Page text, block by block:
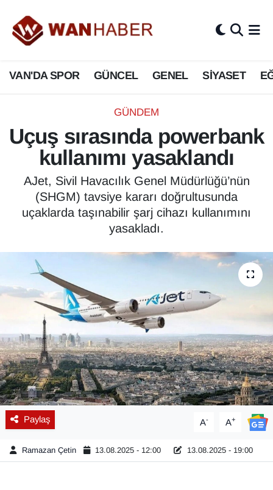
VAN'DA SPOR GÜNCEL GENEL SİYASET
GÜNDEM
Uçuş sırasında powerbank
kullanımı yasaklandı
AJet, Sivil Havacılık Genel Müdürlüğü’nün
(SHGM) tavsiye kararı doğrultusunda
uçaklarda taşınabilir şarj cihazı kullanımını
yasakladı.
Paylaş A- A+
Ramazan Çetin 13.08.2025 - 12:00 13.08.2025 - 19:00
3.SAYFA
ASAYİŞ
BİLİM VE TEKNOLOJİ
Biyografi
ÇEVRE
Dernekler, Odalar
Diğer
DÜNYA
EĞİTİM
EKONOMİ
Eleman
Emlak
Van Nöbetçi Eczaneler
Van Hava Durumu
Van Namaz Vakitleri
Van Trafik Yoğunluk Haritası
Süper Lig Puan Durumu ve Fikstür
Tüm Manşetler
Son Dakika Haberleri
Haber Arşivi